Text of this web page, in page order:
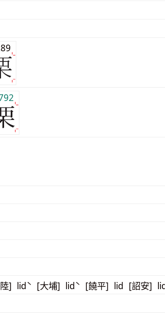
] lidˋ [大埔] lidˋ [饒平] lid [詔安]